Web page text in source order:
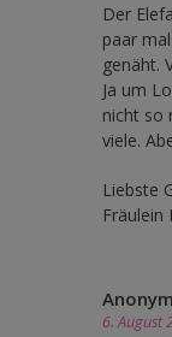
Der
paar
genäht.
Ja um
nicht so
viele.
Liebste
Fräulein
Anonym
6. August